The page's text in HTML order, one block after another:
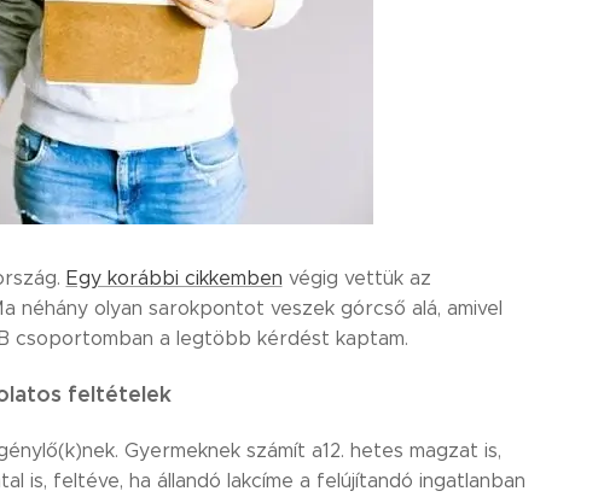
Egy korábbi cikkemben végig vettük az
néhány olyan sarokpontot veszek górcső alá, amivel
csoportomban a legtöbb kérdést kaptam.
feltételek
Gyermeknek számít a12. hetes magzat is,
is, feltéve, ha állandó lakcíme a felújítandó ingatlanban